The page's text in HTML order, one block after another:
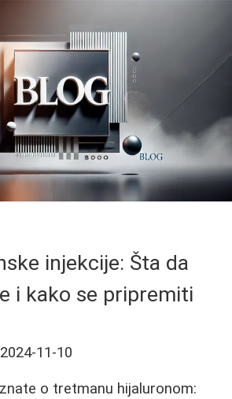
injekcije: Šta da
i kako se pripremiti
2024-11-10
o tretmanu hijaluronom: